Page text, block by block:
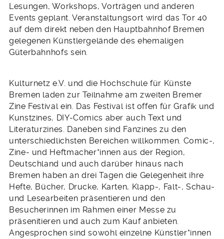
Lesungen, Workshops, Vorträgen und anderen
Events geplant. Veranstaltungsort wird das Tor 40
auf dem direkt neben den Hauptbahnhof Bremen
gelegenen Künstlergelände des ehemaligen
Güterbahnhofs sein.
Kulturnetz e.V. und die Hochschule für Künste
Bremen laden zur Teilnahme am zweiten Bremer
Zine Festival ein. Das Festival ist offen für Grafik und
Kunstzines, DIY-Comics aber auch Text und
Literaturzines. Daneben sind Fanzines zu den
unterschiedlichsten Bereichen willkommen. Comic-,
Zine- und Heftmacher*innen aus der Region,
Deutschland und auch darüber hinaus nach
Bremen haben an drei Tagen die Gelegenheit ihre
Hefte, Bücher, Drucke, Karten, Klapp-, Falt-, Schau-
und Lesearbeiten präsentieren und den
Besucherinnen im Rahmen einer Messe zu
präsenitieren und auch zum Kauf anbieten.
Angesprochen sind sowohl einzelne Künstler*innen